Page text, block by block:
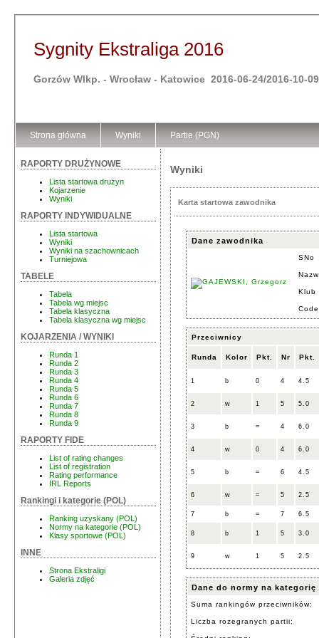
Sygnity Ekstraliga 2016
Gorzów Wlkp. - Wrocław - Katowice 2016-06-24/2016-10-09
Strona główna Wyniki Partie (PGN)
RAPORTY DRUŻYNOWE
Lista startowa drużyn
Kojarzenie
Wyniki
RAPORTY INDYWIDUALNE
Lista startowa
Wyniki
Wyniki na szachownicach
Turniejowa
TABELE
Tabela
Tabela wg miejsc
Tabela klasyczna
Tabela klasyczna wg miejsc
KOJARZENIA / WYNIKI
Runda 1
Runda 2
Runda 3
Runda 4
Runda 5
Runda 6
Runda 7
Runda 8
Runda 9
RAPORTY FIDE
List of rating changes
List of registration
Rating performance
IRL Reports
Rankingi i kategorie (POL)
Ranking uzyskany (POL)
Normy na kategorie (POL)
Klasy sportowe (POL)
INNE
Strona Ekstraligi
Galeria zdjęć
Wyniki
Karta startowa zawodnika
Dane zawodnika
SNo
Klub
Code
Przeciwnicy
Runda Kolor Pkt. Nr Pkt.
1 b 0 4 4.5
2 w 1 5 5.0
3 b = 4 6.0
4 w 0 4 6.0
5 b = 6 4.5
6 w = 5 2.5
7 b = 7 6.5
8 b 1 5 3.0
9 w 1 5 2.5
Dane do normy na kategorię
Suma rankingów przeciwników:
Liczba rozegranych partii: